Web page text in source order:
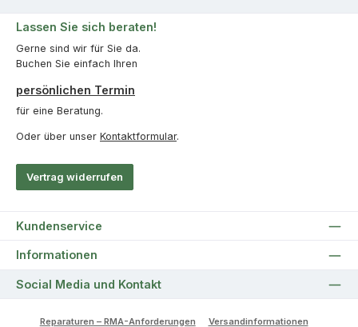
Lassen Sie sich beraten!
Gerne sind wir für Sie da.
Buchen Sie einfach Ihren
persönlichen Termin
für eine Beratung.
Oder über unser Kontaktformular.
Vertrag widerrufen
Kundenservice
Informationen
Social Media und Kontakt
Reparaturen – RMA-Anforderungen Versandinformationen